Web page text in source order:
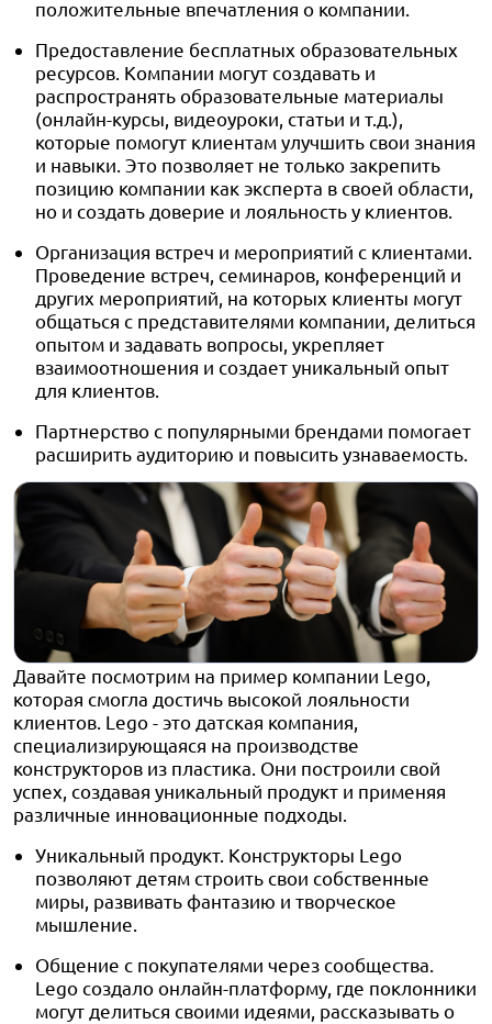
положительные впечатления о компании.
Предоставление бесплатных образовательных
ресурсов. Компании могут создавать и
распространять образовательные материалы
(онлайн-курсы, видеоуроки, статьи и т.д.),
которые помогут клиентам улучшить свои знания
и навыки. Это позволяет не только закрепить
позицию компании как эксперта в своей области,
но и создать доверие и лояльность у клиентов.
Организация встреч и мероприятий с клиентами.
Проведение встреч, семинаров, конференций и
других мероприятий, на которых клиенты могут
общаться с представителями компании, делиться
опытом и задавать вопросы, укрепляет
взаимоотношения и создает уникальный опыт
для клиентов.
Партнерство с популярными брендами помогает
расширить аудиторию и повысить узнаваемость.
Давайте посмотрим на пример компании Lego,
которая смогла достичь высокой лояльности
клиентов. Lego - это датская компания,
специализирующаяся на производстве
конструкторов из пластика. Они построили свой
успех, создавая уникальный продукт и применяя
различные инновационные подходы.
Уникальный продукт. Конструкторы Lego
позволяют детям строить свои собственные
миры, развивать фантазию и творческое
мышление.
Общение с покупателями через сообщества.
Lego создало онлайн-платформу, где поклонники
могут делиться своими идеями, рассказывать о